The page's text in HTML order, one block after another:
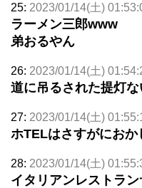
25: 2023/01/14(土)
ラーメン三郎www
弟おるやん
26: 2023/01/14(土)
道に吊るされた提灯
27: 2023/01/14(土)
ホTELはさすがにお
28: 2023/01/14(土)
イタリアンレストラ